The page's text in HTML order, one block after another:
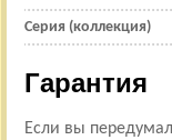
Серия (коллекция)
Гарантия
Если вы